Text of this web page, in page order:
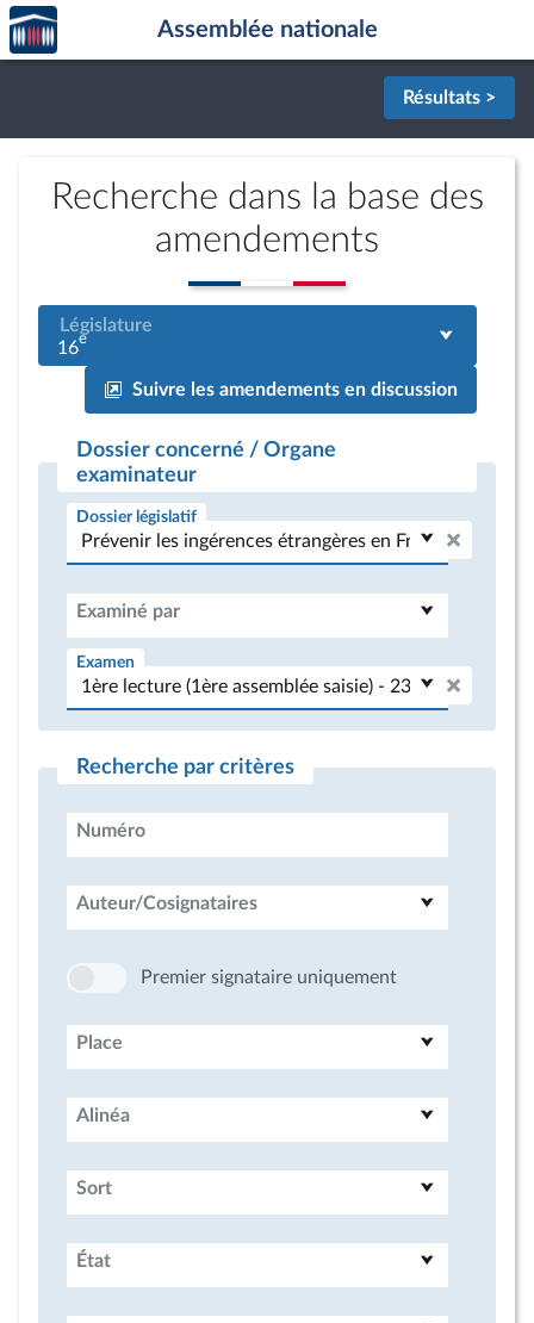
Aller au contenu
Aller en bas de la page
Accèder
à la
page
Assemblée nationale
Résultats >
Recherche dans la base des
amendements
Législature
16e
Suivre les amendements en discussion
Dossier concerné / Organe
examinateur
Dossier législatif
Examiné par
Examen
Recherche par critères
Numéro
Auteur/Cosignataires
Premier signataire uniquement
Place
Alinéa
Sort
État